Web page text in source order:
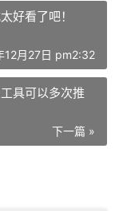
好看了吧！
12月27日 pm2:32
具可以多次推
下一篇 »